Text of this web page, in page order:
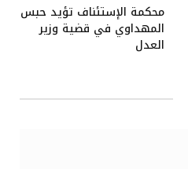
محكمة الإستئناف تؤيد حبس
المهداوي في قضية وزير
العدل